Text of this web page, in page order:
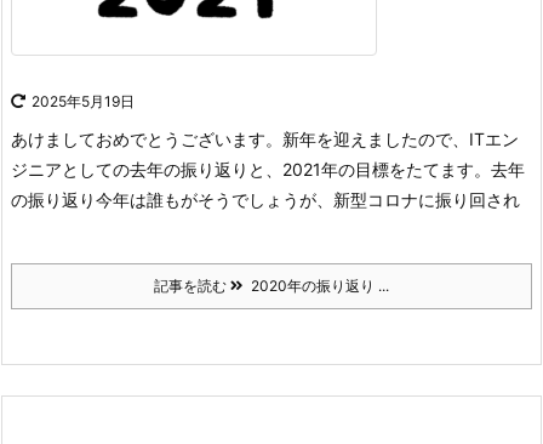
2025年5月19日
あけましておめでとうございます。 新年を迎えましたので、ITエン
ジニアとしての去年の振り返りと、2021年の目標をたてます。 去年
の振り返り今年は誰もがそうでしょうが、新型コロナに振り回され
記事を読む 2020年の振り返り ...